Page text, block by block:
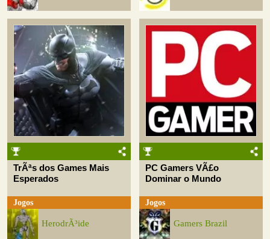
TrÃªs dos Games Mais
Esperados
Jogos
HerodrÃ³ide
PC Gamers VÃ£o
Dominar o Mundo
Jogos
Gamers Brazil